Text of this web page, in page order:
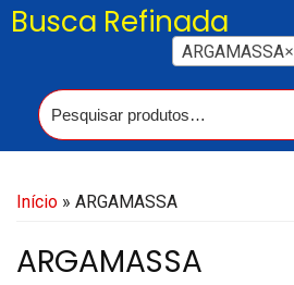
Busca Refinada
×
ARGAMASSA
Início » ARGAMASSA
ARGAMASSA